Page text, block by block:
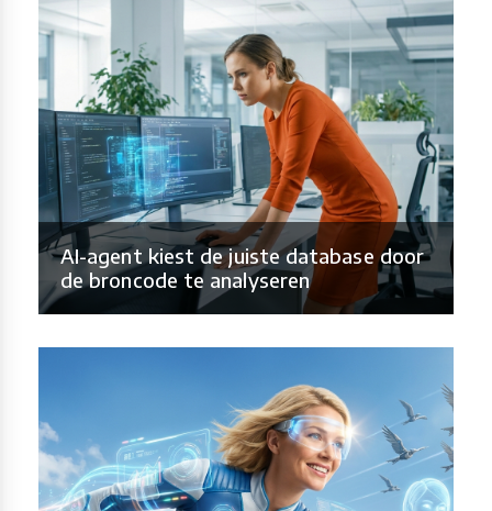
AI-agent kiest de juiste database door
de broncode te analyseren